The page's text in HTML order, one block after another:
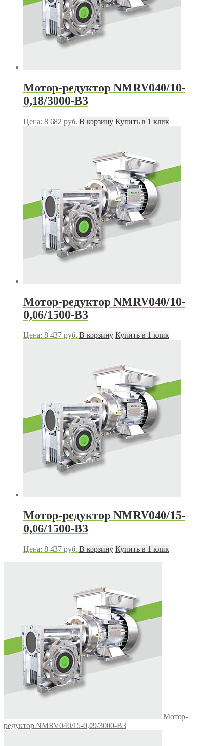
Мотор-редуктор NMRV040/10-
0,18/3000-B3
Цена: 8 682 руб. В корзину Купить в 1 клик
Мотор-редуктор NMRV040/10-
0,06/1500-B3
Цена: 8 437 руб. В корзину Купить в 1 клик
Мотор-редуктор NMRV040/15-
0,06/1500-B3
Цена: 8 437 руб. В корзину Купить в 1 клик
Мотор-
редуктор NMRV040/15-0,09/3000-B3